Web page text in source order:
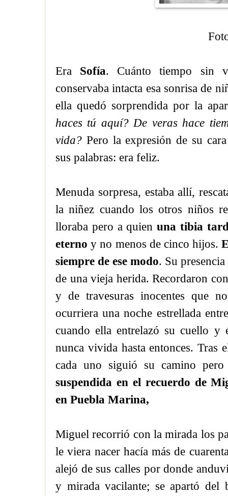
Era Sofía. Cuánto tiempo sin
conservaba intacta esa sonrisa de
ella quedó sorprendida por la
haces tú aquí? De veras hace
vida? Pero la expresión de su
sus palabras: era feliz.
Menuda sorpresa, estaba allí,
la niñez cuando los otros niños
lloraba pero a quienuna tibia
eterno y no menos de cinco hijos.
siempre de ese modo. Su
de una vieja herida. Recordaron
y de travesuras inocentes que
ocurriera una noche estrellada
cuando ella entrelazó su cuello y
nunca vivida hasta entonces. Tras
cada uno siguió su camino
suspendida en el recuerdo de
en Puebla Marina,
Miguel recorrió con la mirada los
le viera nacer hacía más de
alejó de sus calles por donde
y mirada vacilante; se apartó del